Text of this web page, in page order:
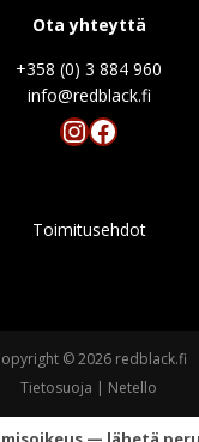
Ota yhteyttä
+358 (0) 3 884 960
info@redblack.f
Instagram
Facebook
Toimitusehdot
© 2026 redblack.fi
Tietosuoja | Netello